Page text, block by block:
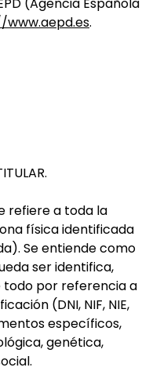
.
refiere a toda la
física identificada
Se entiende como
ser identifica,
por referencia a
(DNI, NIF, NIE,
específicos,
genética,